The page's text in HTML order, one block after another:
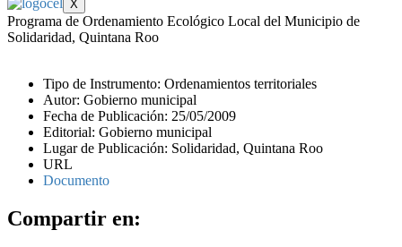
X
Programa de Ordenamiento Ecológico Local del Municipio de
Solidaridad, Quintana Roo
Tipo de Instrumento: Ordenamientos territoriales
Autor: Gobierno municipal
Fecha de Publicación: 25/05/2009
Editorial: Gobierno municipal
Lugar de Publicación: Solidaridad, Quintana Roo
URL
Documento
Compartir en: